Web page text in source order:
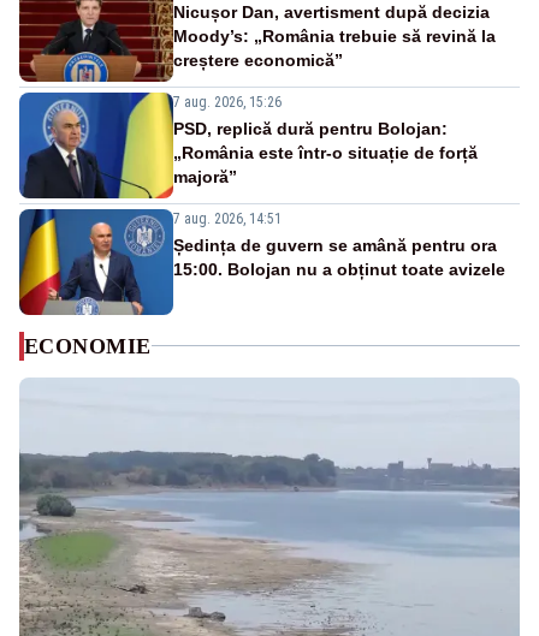
Nicușor Dan, avertisment după decizia
Moody’s: „România trebuie să revină la
creștere economică”
7 aug. 2026, 15:26
PSD, replică dură pentru Bolojan:
„România este într-o situație de forță
majoră”
7 aug. 2026, 14:51
Ședința de guvern se amână pentru ora
15:00. Bolojan nu a obținut toate avizele
ECONOMIE